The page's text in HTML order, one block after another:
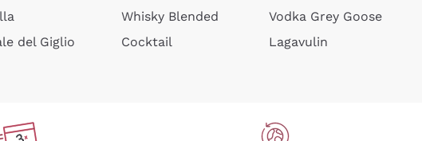
del Giglio
Whisky Blended
Cocktail
Vodka Grey Goose
Lagavulin